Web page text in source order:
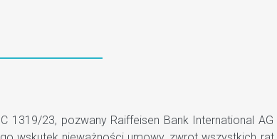
23, pozwany Raiffeisen Bank International AG